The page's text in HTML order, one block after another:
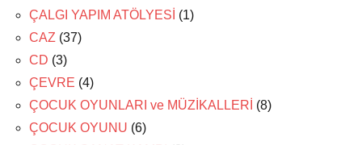
ÇALGI YAPIM ATÖLYESİ (1)
CAZ (37)
CD (3)
ÇEVRE (4)
ÇOCUK OYUNLARI ve MÜZİKALLERİ (8)
ÇOCUK OYUNU (6)